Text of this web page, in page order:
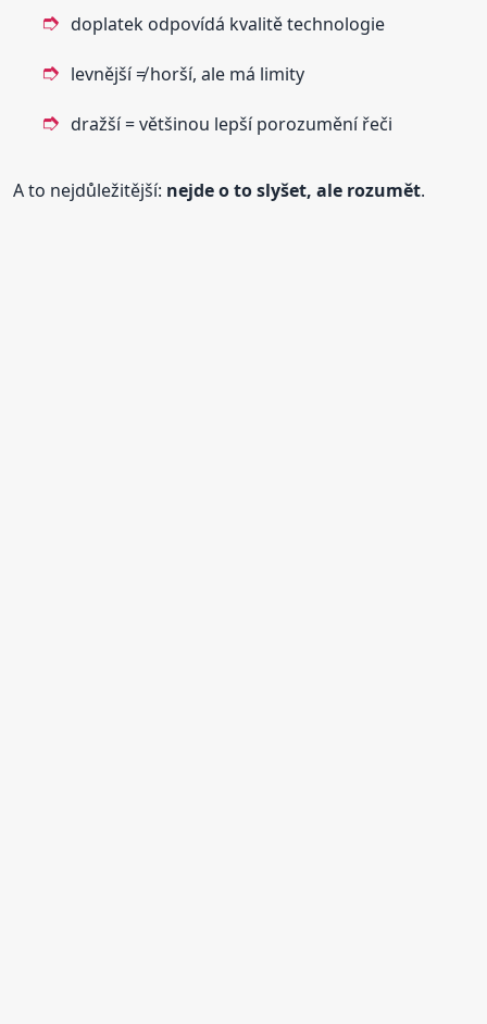
doplatek odpovídá kvalitě technologie
levnější ≠ horší, ale má limity
dražší = většinou lepší porozumění řeči
A to nejdůležitější: nejde o to slyšet, ale rozumět.